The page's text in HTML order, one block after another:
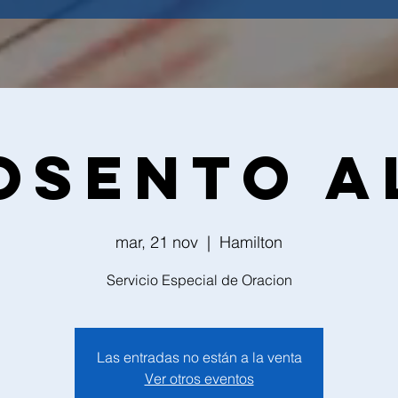
mar, 21 nov
  |
Hamilton
Servicio Especial de Oracion
Las entradas no están a la venta
Ver otros eventos